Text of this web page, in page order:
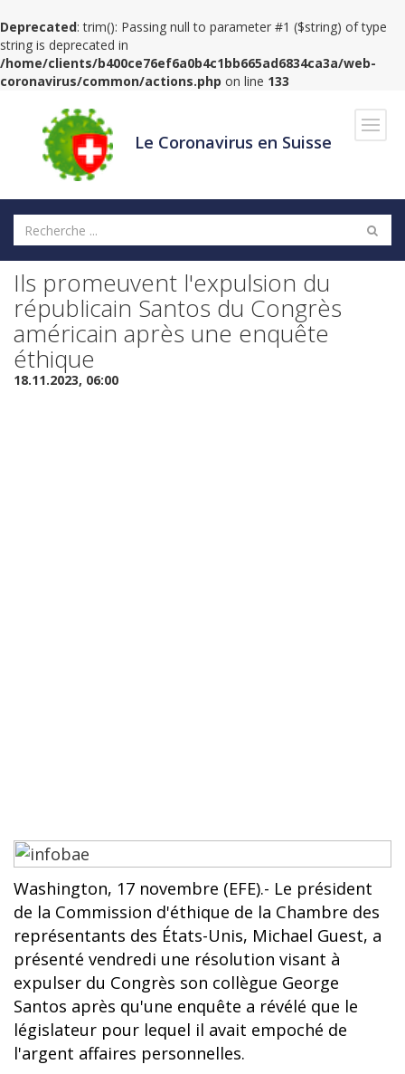
Deprecated: trim(): Passing null to parameter #1 ($string) of type
string is deprecated in
/home/clients/b400ce76ef6a0b4c1bb665ad6834ca3a/web-
coronavirus/common/actions.php on line 133
Le Coronavirus en Suisse
Ils promeuvent l'expulsion du
républicain Santos du Congrès
américain après une enquête
éthique
18.11.2023, 06:00
Washington, 17 novembre (EFE).- Le président
de la Commission d'éthique de la Chambre des
représentants des États-Unis, Michael Guest, a
présenté vendredi une résolution visant à
expulser du Congrès son collègue George
Santos après qu'une enquête a révélé que le
législateur pour lequel il avait empoché de
l'argent affaires personnelles.